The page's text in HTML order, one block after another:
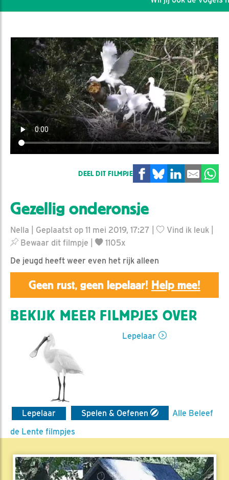
DEEL DIT FILMPJE
Gezellig onderonsje
Nella | Geplaatst op 11 mei 2019, 17:27 | Vind ik leuk
Bewaar dit filmpje
1105x
De jeugd heeft weer even het rijk alleen
Geen rust, geen lepelaar! Help mee!
BEKIJK MEER FILMPJES OVER
Lepelaar
Lepelaar Spelen & Oefenen
Alle Beleef
de Lente filmpjes